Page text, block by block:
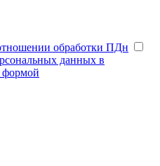
обработки ПДн
данных в
формой